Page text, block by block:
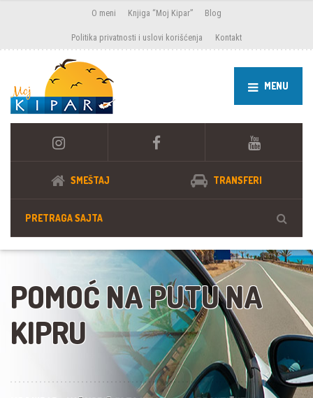
O meni Knjiga “Moj Kipar” Blog
Politika privatnosti i uslovi korišćenja Kontakt
MENU
SMEŠTAJ TRANSFERI
POMOĆ NA PUTU NA
KIPRU